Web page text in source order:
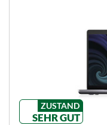
ZUSTAND
SEHR GUT